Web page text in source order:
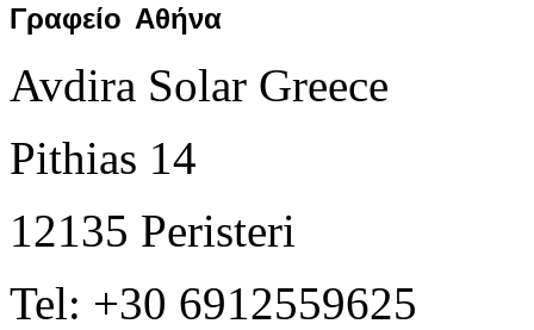
Γραφείο Αθήνα
Avdira Solar Greece
Pithias 14
12135 Peristeri
Tel: +30 6912559625